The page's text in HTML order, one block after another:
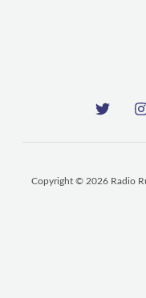
Copyright © 2026 Radio